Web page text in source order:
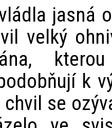
jasná
velký
k
se